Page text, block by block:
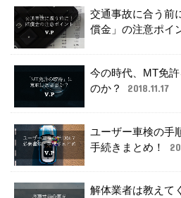
交通事故に合う前
償金」の注意ポイ
今の時代、MT免
のか？
2018.11.17
ユーザー車検の手
手続きまとめ！
解体業者は教えて